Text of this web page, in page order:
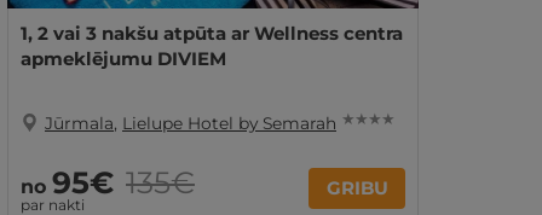
1, 2 vai 3 nakšu atpūta ar Wellness centra
apmeklējumu DIVIEM
Jūrmala, Lielupe Hotel by Semarah ★ ★ ★ ★
no 95€
par nakti
135€ GRIBU